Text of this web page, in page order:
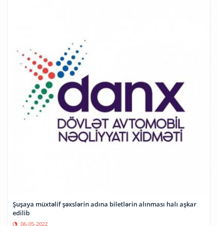
Şuşaya müxtəlif şəxslərin adına biletlərin alınması halı aşkar
edilib
06-05-2022